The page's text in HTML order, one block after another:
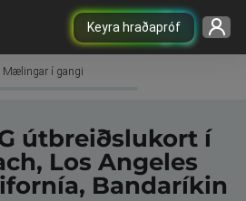
Keyra hraðapróf
Mælingar í gangi
útbreiðslukort í
Los Angeles
Bandaríkin